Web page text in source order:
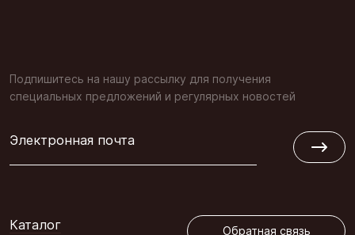
Подпишитесь на нашу рассылку для получения
специальных предложений и регулярных новостей
Электронная почта
Каталог
Обратная связь